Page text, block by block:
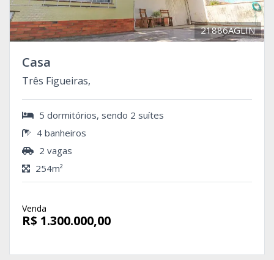
21886AGLIN
Casa
Três Figueiras,
5 dormitórios, sendo 2 suítes
4 banheiros
2 vagas
254m²
Venda
R$ 1.300.000,00